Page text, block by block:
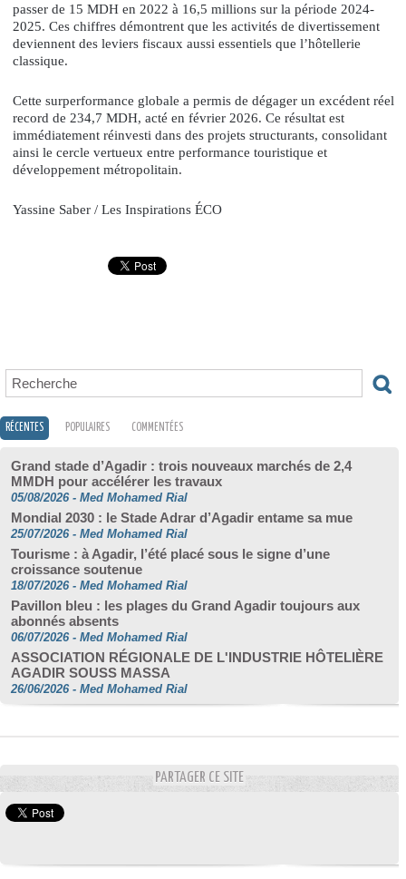
passer de 15 MDH en 2022 à 16,5 millions sur la période 2024-
2025. Ces chiffres démontrent que les activités de divertissement
deviennent des leviers fiscaux aussi essentiels que l’hôtellerie
classique.
Cette surperformance globale a permis de dégager un excédent réel
record de 234,7 MDH, acté en février 2026. Ce résultat est
immédiatement réinvesti dans des projets structurants, consolidant
ainsi le cercle vertueux entre performance touristique et
développement métropolitain.
Yassine Saber / Les Inspirations ÉCO
RÉCENTES POPULAIRES COMMENTÉES
Grand stade d’Agadir : trois nouveaux marchés de 2,4
MMDH pour accélérer les travaux
05/08/2026 - Med Mohamed Rial
Mondial 2030 : le Stade Adrar d’Agadir entame sa mue
25/07/2026 - Med Mohamed Rial
Tourisme : à Agadir, l’été placé sous le signe d’une
croissance soutenue
18/07/2026 - Med Mohamed Rial
Pavillon bleu : les plages du Grand Agadir toujours aux
abonnés absents
06/07/2026 - Med Mohamed Rial
ASSOCIATION RÉGIONALE DE L'INDUSTRIE HÔTELIÈRE
AGADIR SOUSS MASSA
26/06/2026 - Med Mohamed Rial
PARTAGER CE SITE